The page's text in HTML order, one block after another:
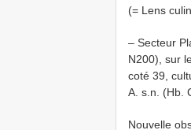
(= Lens
– Secteur
N200), sur
coté 39,
A. s.n. (Hb.
Nouvelle